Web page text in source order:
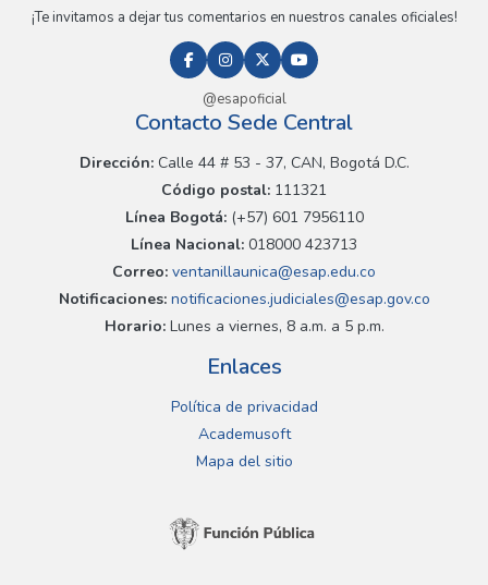
¡Te invitamos a dejar tus comentarios en nuestros canales oficiales!
@esapoficial
Contacto Sede Central
Dirección:Calle 44 # 53 - 37, CAN, Bogotá D.C.
Código postal: 111321
Línea Bogotá:(+57) 601 7956110
Línea Nacional: 018000 423713
Correo: ventanillaunica@esap.edu.co
Notificaciones:notificaciones.judiciales@esap.gov.co
Horario:Lunes a viernes, 8 a.m. a 5 p.m.
Enlaces
Política de privacidad
Academusoft
Mapa del sitio